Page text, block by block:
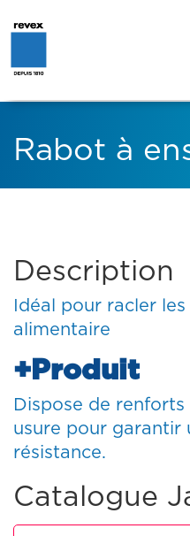
Rabot à
Description
Idéal pour racler
alimentaire
+Produit
Dispose de
usure pour garantir
résistance.
Catalogue